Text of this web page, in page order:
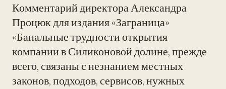
Комментарий директора Александра
Процюк для издания «Заграница»
«Банальные трудности открытия
компании в Силиконовой долине, прежде
всего, связаны с незнанием местных
законов, подходов, сервисов, нужных